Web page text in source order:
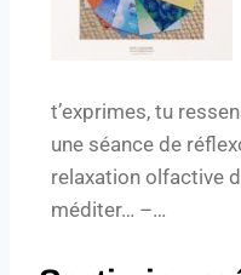
t’exprimes, tu
une séance de
relaxation olfactive
méditer… –…